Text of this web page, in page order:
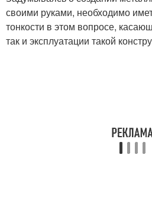
Лестницы из
профильной трубы
своими руками, необходимо
тонкости в этом вопросе,
так и эксплуатации такой